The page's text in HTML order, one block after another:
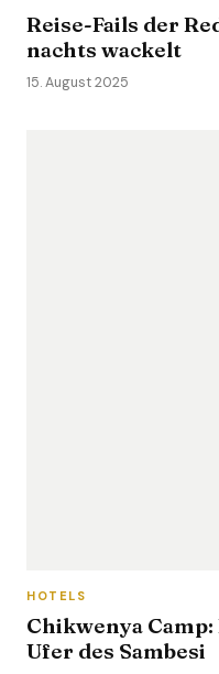
Reise-Fails der
nachts wackelt
15. August 2025
HOTELS
Chikwenya
Ufer des Sambesi